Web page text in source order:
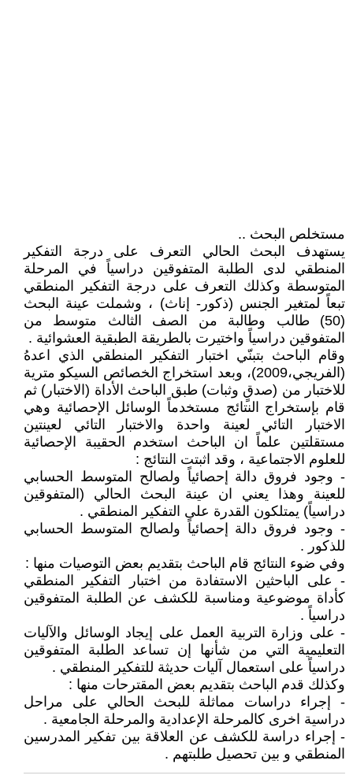
مستخلص البحث ..
يستهدف البحث الحالي التعرف على درجة التفكير
المنطقي لدى الطلبة المتفوقين دراسياً في المرحلة
المتوسطة وكذلك التعرف على درجة التفكير المنطقي
تبعاً لمتغير الجنس (ذكور- إناث) ، وشملت عينة البحث
(50) طالب وطالبة من الصف الثالث متوسط من
المتفوقين دراسياً واختيرت بالطريقة الطبقية العشوائية .
وقام الباحث بتبنّي اختبار التفكير المنطقي الذي اعدهُ
(الفريجي،2009)، وبعد استخراج الخصائص السيكو مترية
للاختبار من (صدقٍ وثبات) طبق الباحث الأداة (الاختبار) ثم
قام بإستخراج النتائج مستخدماً الوسائل الإحصائية وهي
الاختبار التائي لعينة واحدة والاختبار التائي لعينتين
مستقلتين علماً ان الباحث استخدم الحقيبة الإحصائية
للعلوم الاجتماعية ، وقد اثبتت النتائج :
- وجود فروق دالة إحصائياً ولصالح المتوسط الحسابي
للعينة وهذا يعني ان عينة البحث الحالي (المتفوقين
دراسياً) يمتلكون القدرة على التفكير المنطقي .
- وجود فروق دالة إحصائياً ولصالح المتوسط الحسابي
للذكور .
وفي ضوء النتائج قام الباحث بتقديم بعض التوصيات منها :
- على الباحثين الاستفادة من اختبار التفكير المنطقي
كأداة موضوعية ومناسبة للكشف عن الطلبة المتفوقين
دراسياً .
- على وزارة التربية العمل على إيجاد الوسائل والآليات
التعليمية التي من شأنها إن تساعد الطلبة المتفوقين
دراسياً على استعمال آليات حديثة للتفكير المنطقي .
وكذلك قدم الباحث بتقديم بعض المقترحات منها :
- إجراء دراسات مماثلة للبحث الحالي على مراحل
دراسية اخرى كالمرحلة الإعدادية والمرحلة الجامعية .
- إجراء دراسة للكشف عن العلاقة بين تفكير المدرسين
المنطقي و بين تحصيل طلبتهم .